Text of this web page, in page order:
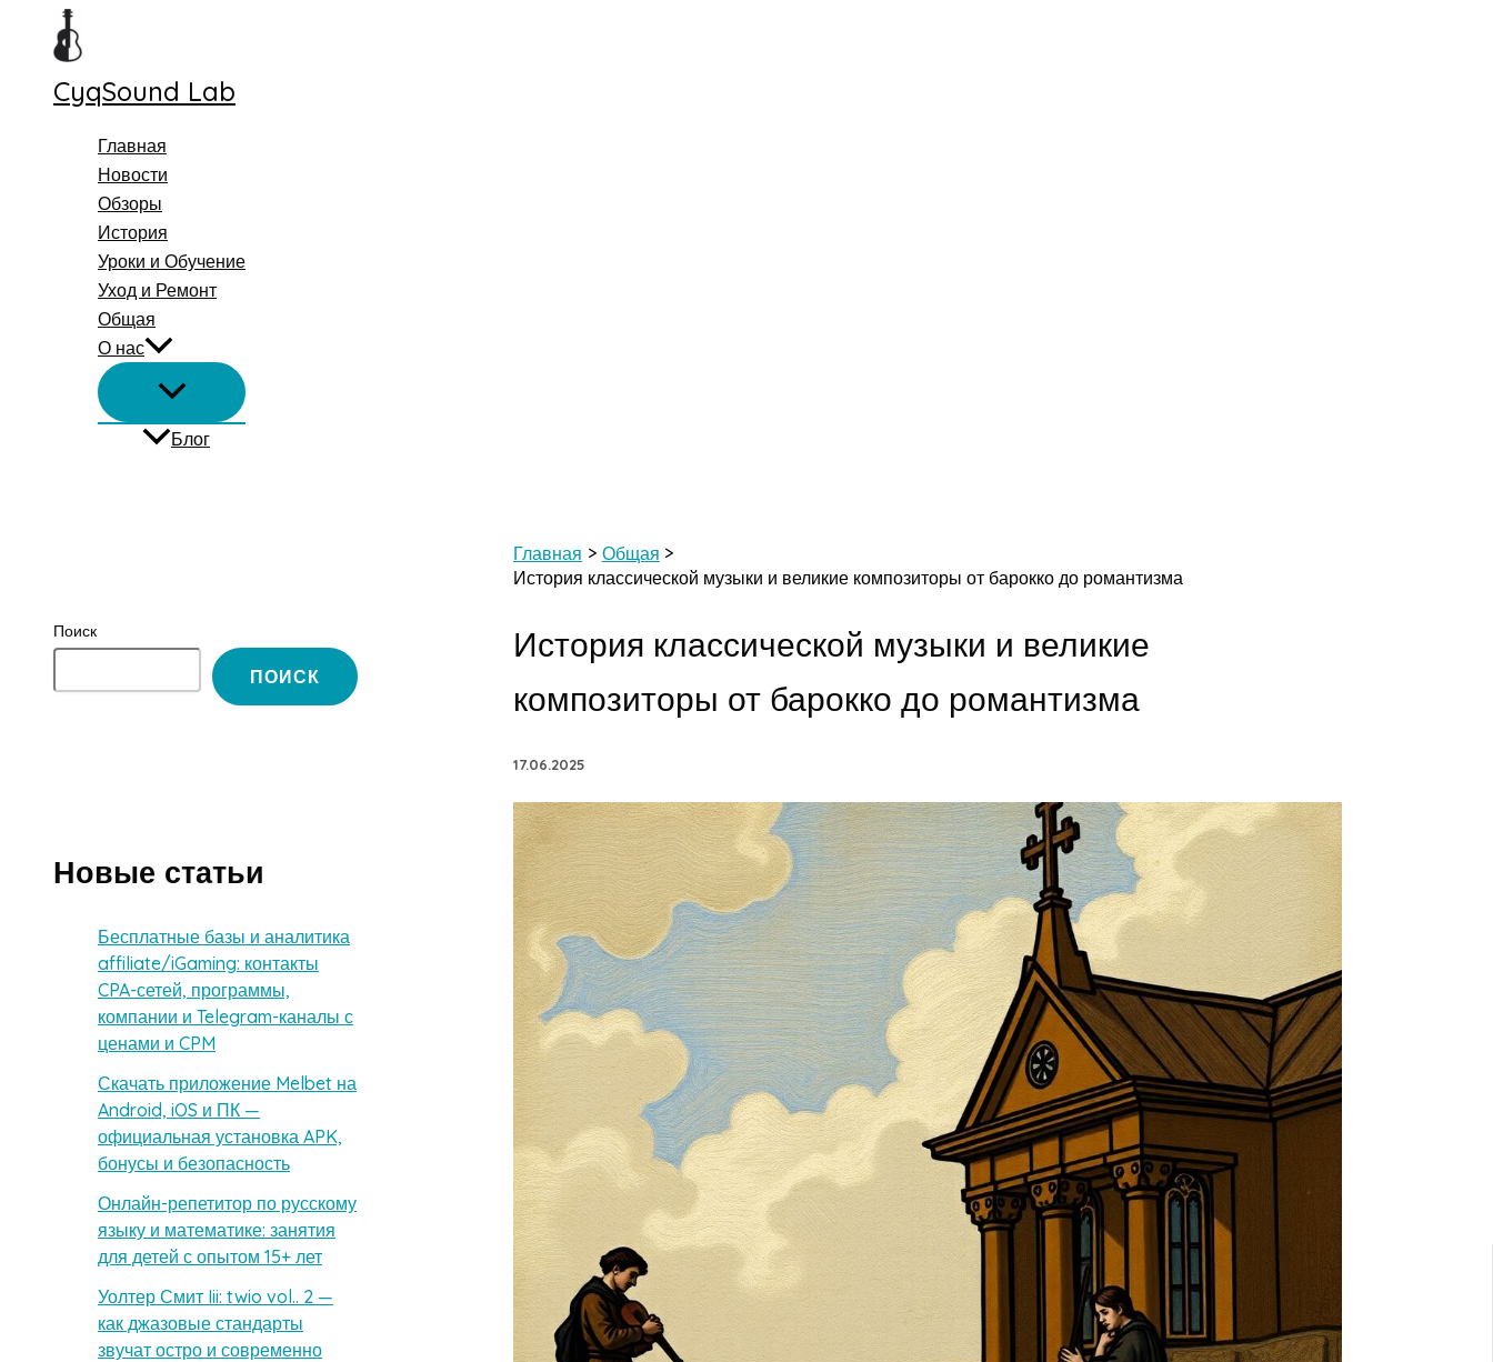
Перейти
содержимому
CyqSound Lab
Главная
Новости
Обзоры
История
Уроки и Обучение
Уход и Ремонт
Общая
О нас
Блог
Поиск
ПОИСК
Новые статьи
Бесплатные базы и аналитика
affiliate/iGaming: контакты
CPA-сетей, программы,
компании и Telegram-каналы с
ценами и CPM
Скачать приложение Melbet на
Android, iOS и ПК —
официальная установка APK,
бонусы и безопасность
Онлайн-репетитор по русскому
языку и математике: занятия
для детей с опытом 15+ лет
Уолтер Смит Iii: twio vol.. 2 —
как джазовые стандарты
звучат остро и современно
Главная
Общая
История классической музыки и великие композиторы от барокко до романтизма
История классической музыки и великие
композиторы от барокко до романтизма
17.06.2025